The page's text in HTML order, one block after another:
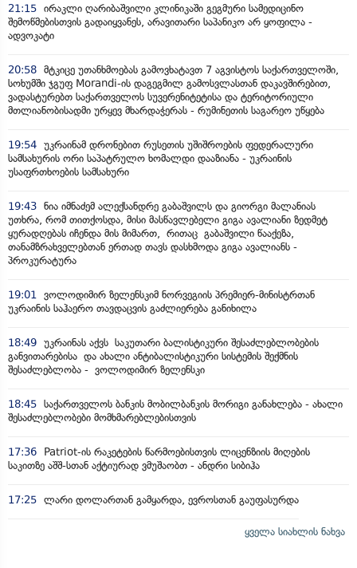
21:15 ირაკლი ღარიბაშვილი კლინიკაში გეგმური სამედიცინო
შემოწმებისთვის გადაიყვანეს, არავითარი საპანიკო არ ყოფილა -
ადვოკატი
20:58 მტკიცე უთანხმოებას გამოვხატავთ 7 აგვისტოს საქართველოში,
სოხუმში ჯგუფ Morandi-ის დაგეგმილ გამოსვლასთან დაკავშირებით,
ვადასტურებთ საქართველოს სუვერენიტეტისა და ტერიტორიული
მთლიანობისადმი ურყევ მხარდაჭერას - რუმინეთის საგარეო უწყება
19:54 უკრაინამ დრონებით რუსეთის უშიშროების ფედერალური
სამსახურის ორი საპატრულო ხომალდი დააზიანა - უკრაინის
უსაფრთხოების სამსახური
19:43 ნია იმნაძემ ალექსანდრე გაბაშვილს და გიორგი მალანიას
უთხრა, რომ თითქოსდა, მისი მასწავლებელი გიგა ავალიანი ზედმეტ
ყურადღებას იჩენდა მის მიმართ, რითაც გაბაშვილი წააქეზა,
თანამზრახველებთან ერთად თავს დასხმოდა გიგა ავალიანს -
პროკურატურა
19:01
ვოლოდიმირ ზელენსკიმ ნორვეგიის პრემიერ-მინისტრთან
უკრაინის საჰაერო თავდაცვის გაძლიერება განიხილა
18:49 უკრაინას აქვს საკუთარი ბალისტიკური შესაძლებლობების
განვითარებისა და ახალი ანტიბალისტიკური სისტემის შექმნის
შესაძლებლობა - ვოლოდიმირ ზელენსკი
18:45 საქართველოს ბანკის მობილბანკის მორიგი განახლება - ახალი
შესაძლებლობები მომხმარებლებისთვის
17:36
Patriot-ის რაკეტების წარმოებისთვის ლიცენზიის მიღების
საკითზე აშშ-სთან აქტიურად ვმუშაობთ - ანდრი სიბიჰა
17:25 ლარი დოლართან გამყარდა, ევროსთან გაუფასურდა
ყველა სიახლის ნახვა